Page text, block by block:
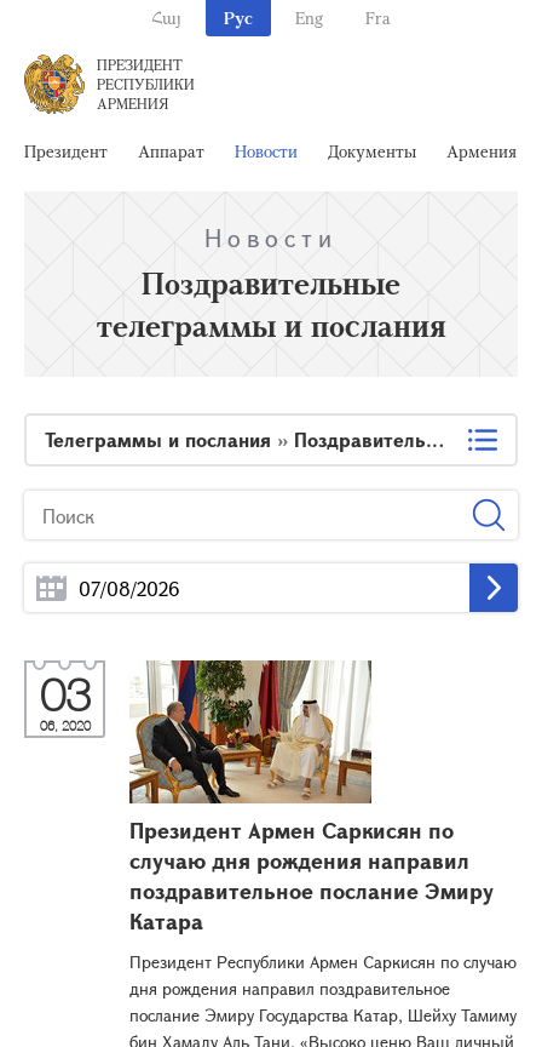
Հայ Рус Eng Fra
ПРЕЗИДЕНТ
РЕСПУБЛИКИ
АРМЕНИЯ
Президент Аппарат Новости Документы Армения
Новости
Поздравительные
телеграммы и послания
Телеграммы и послания » Поздравительные телеграммы и послания
03
06, 2020
Президент Армен Саркисян по
случаю дня рождения направил
поздравительное послание Эмиру
Катара
Президент Республики Армен Саркисян по случаю
дня рождения направил поздравительное
послание Эмиру Государства Катар, Шейху Тамиму
бин Хамаду Аль Тани. «Высоко ценю Ваш личный